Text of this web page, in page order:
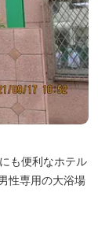
も便利なホテル
性専用の大浴場